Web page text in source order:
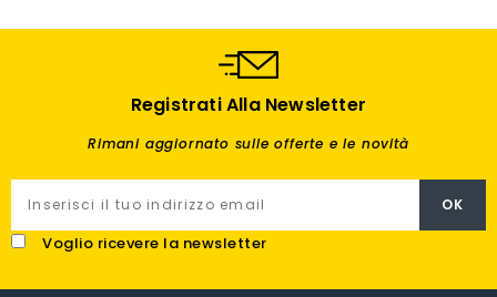
Registrati Alla Newsletter
Rimani aggiornato sulle offerte e le novità
Voglio ricevere la newsletter